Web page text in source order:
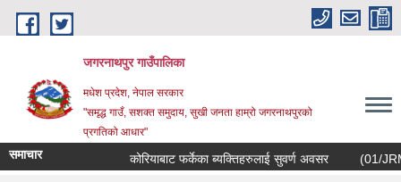
Skip to main content
जगरनाथपुर गाउँपालिका
मधेश प्रदेश, नेपाल सरकार
"समृद्ध गाउँ, सशक्त समुदाय, सुखी जनता हाम्रो जगरनाथपुरको
प्रगतिको आधार"
समाचार कोरियाबाट फर्केका ब्यक्तिहरुलाई सुवर्ण अवसर (01/JRM/